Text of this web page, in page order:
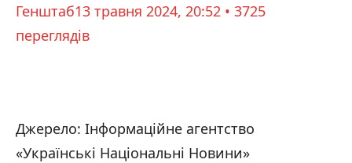
Генштаб13 травня 2024, 20:52 • 3725
переглядiв
Джерело: Інформаційне агентство
«Українські Національні Новини»